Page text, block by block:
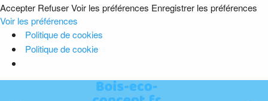
Accepter RefuserVoir les préférences Enregistrer les préférences
Voir les préférences
Politique de cookies
Politique de cookie